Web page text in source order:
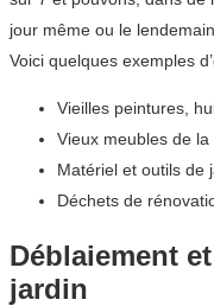
jour même ou le lendemain.
Voici quelques exemples
Vieilles peintures,
Vieux meubles de
Matériel et outils de
Déchets de
Déblaiement
jardin